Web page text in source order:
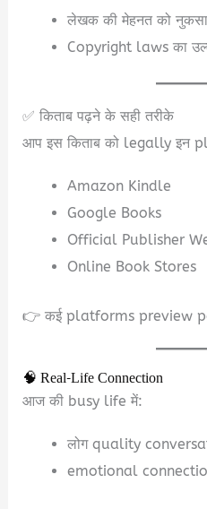
लेखक की मेहनत को
Copyright laws का
✅ किताब पढ़ने के सही तरीके
आप इस किताब को legally इन
Amazon Kindle
Google Books
Official Publisher
Online Book Stores
👉 कई platforms preview
🧠 Real-Life Connection
आज की busy life में:
लोग quality
emotional connection